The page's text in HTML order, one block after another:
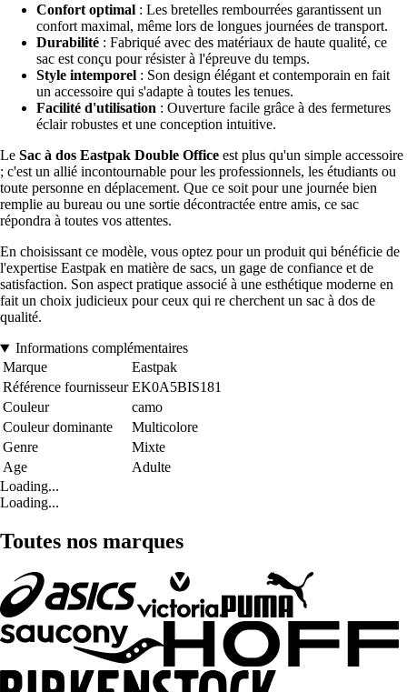
Confort optimal : Les bretelles rembourrées garantissent un
confort maximal, même lors de longues journées de transport.
Durabilité : Fabriqué avec des matériaux de haute qualité, ce
sac est conçu pour résister à l'épreuve du temps.
Style intemporel : Son design élégant et contemporain en fait
un accessoire qui s'adapte à toutes les tenues.
Facilité d'utilisation : Ouverture facile grâce à des fermetures
éclair robustes et une conception intuitive.
Le Sac à dos Eastpak Double Office est plus qu'un simple accessoire
; c'est un allié incontournable pour les professionnels, les étudiants ou
toute personne en déplacement. Que ce soit pour une journée bien
remplie au bureau ou une sortie décontractée entre amis, ce sac
répondra à toutes vos attentes.
En choisissant ce modèle, vous optez pour un produit qui bénéficie de
l'expertise Eastpak en matière de sacs, un gage de confiance et de
satisfaction. Son aspect pratique associé à une esthétique moderne en
fait un choix judicieux pour ceux qui re cherchent un sac à dos de
qualité.
Informations complémentaires
Marque
Eastpak
Référence fournisseur EK0A5BIS181
Couleur
camo
Couleur dominante
Multicolore
Genre
Mixte
Age
Adulte
Loading...
Loading...
Toutes nos marques